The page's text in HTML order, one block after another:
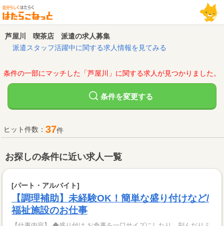
芦屋川 喫茶店 派遣の求人募集
派遣スタッフ活躍中に関する求人情報を見てみる
条件の一部にマッチした「芦屋川」に関する求人が見つかりました。
条件を変更する
ヒット件数： 37件
お探しの条件に近い求人一覧
[パート・アルバイト]
【調理補助】未経験OK！簡単な盛り付けなど/
福祉施設のお仕事